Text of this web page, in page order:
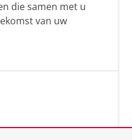
die samen met u
van uw